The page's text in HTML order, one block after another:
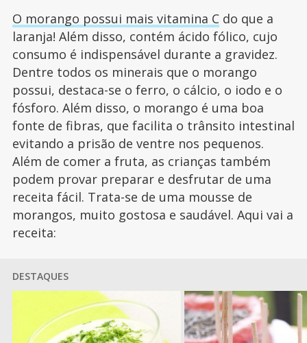
O morango possui mais vitamina Cdo que a
laranja! Além disso, contém ácido fólico, cujo
consumo é indispensável durante a gravidez.
Dentre todos os minerais que o morango
possui, destaca-se o ferro, o cálcio, o iodo e o
fósforo. Além disso, o morango é uma boa
fonte de fibras, que facilita o trânsito intestinal
evitando a prisão de ventre nos pequenos.
Além de comer a fruta, as crianças também
podem provar preparar e desfrutar de uma
receita fácil. Trata-se de uma mousse de
morangos, muito gostosa e saudável. Aqui vai a
receita:
DESTAQUES